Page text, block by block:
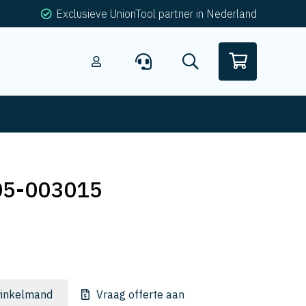
Exclusieve UnionTool partner in Nederland
003015
Vraag offerte aan